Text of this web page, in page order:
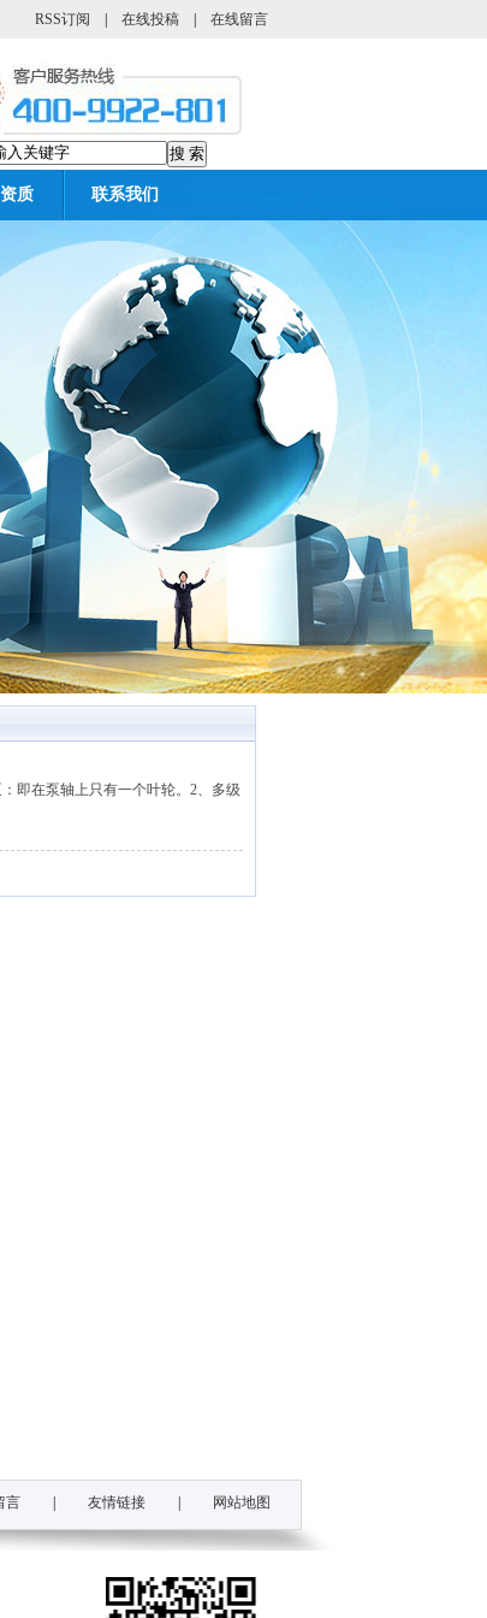
RSS订阅 在线投稿 在线留言
质 联系我们
即在泵轴上只有一个叶轮。2、多级
言 友情链接 网站地图